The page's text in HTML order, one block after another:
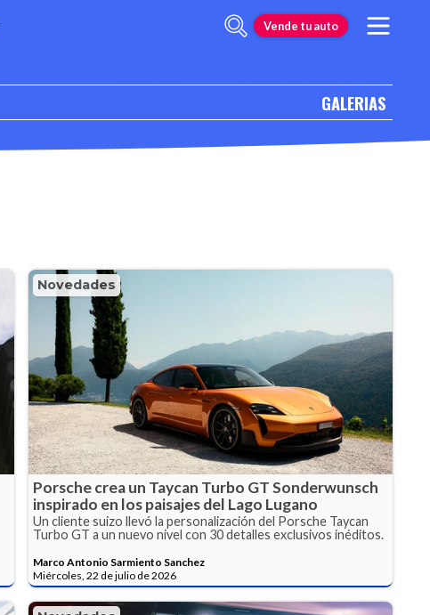
Vende tu auto
GALERIAS
Novedades
Porsche crea un Taycan Turbo GT Sonderwunsch
inspirado en los paisajes del Lago Lugano
Un cliente suizo llevó la personalización del Porsche Taycan
Turbo GT a un nuevo nivel con 30 detalles exclusivos inéditos.
Marco Antonio Sarmiento Sanchez
Miércoles, 22 de julio de 2026